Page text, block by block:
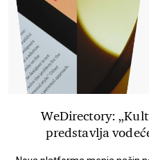
WeDirectory:
predstavlja